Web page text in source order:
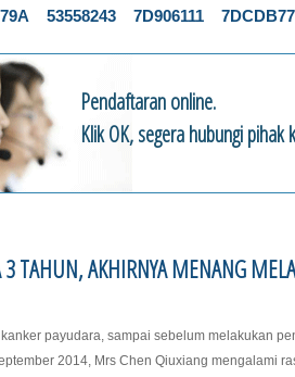
53558243 7D906111
Pendaftaran online.
Klik OK, segera hubungi pihak
TAHUN, AKHIRNYA MENANG
payudara, sampai sebelum melakukan
2014, Mrs Chen Qiuxiang mengalami